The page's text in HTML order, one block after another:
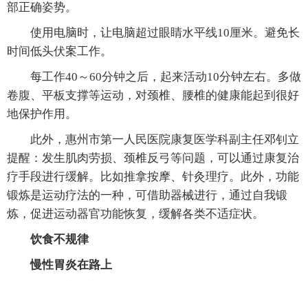
部正确姿势。
使用电脑时，让电脑超过眼睛水平线10厘米。避免长
时间低头伏案工作。
每工作40～60分钟之后，起来活动10分钟左右。多做
卷腹、平板支撑等运动，对颈椎、腰椎的健康能起到很好
地保护作用。
此外，惠州市第一人民医院康复医学科副主任邓钊立
提醒：发生肌肉劳损、颈椎反弓等问题，可以通过康复治
疗手段进行缓解。比如推拿按摩、针灸理疗。此外，功能
锻炼是运动疗法的一种，可借助器械进行，通过自我锻
炼，促进运动器官功能恢复，缓解各类不适症状。
饮食不规律
慢性胃炎在路上